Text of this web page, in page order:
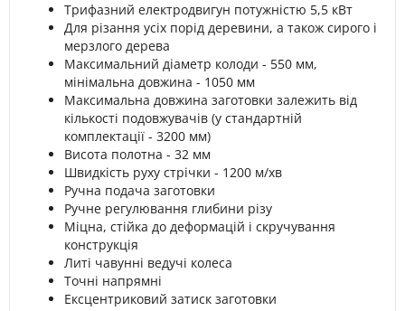
Трифазний електродвигун потужністю 5,5 кВт
Для різання усіх порід деревини, а також сирого і
мерзлого дерева
Максимальний діаметр колоди - 550 мм,
мінімальна довжина - 1050 мм
Максимальна довжина заготовки залежить від
кількості подовжувачів (у стандартній
комплектації - 3200 мм)
Висота полотна - 32 мм
Швидкість руху стрічки - 1200 м/хв
Ручна подача заготовки
Ручне регулювання глибини різу
Міцна, стійка до деформацій і скручування
конструкція
Литі чавунні ведучі колеса
Точні напрямні
Ексцентриковий затиск заготовки